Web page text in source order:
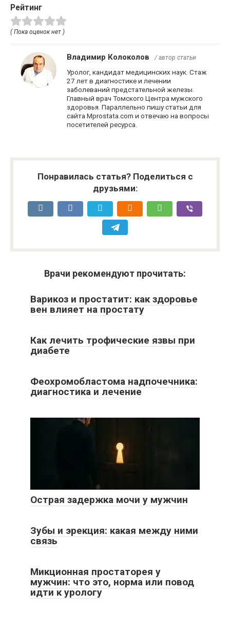
Рейтинг
( Пока оценок нет )
Владимир Колоколов / автор статьи
Уролог, кандидат медицинских наук. Стаж
27 лет в диагностике и лечении
заболеваний предстательной железы.
Главный врач Томского Центра мужского
здоровья. Параллельно пишу статьи для
сайта Mprostata.com и отвечаю на вопросы
посетителей ресурса.
Понравилась статья? Поделиться с
друзьями:
Врачи рекомендуют прочитать:
Варикоз и простатит: как здоровье
вен влияет на простату
Как лечить трофические язвы при
диабете
Феохромобластома надпочечника:
диагностика и лечение
Острая задержка мочи у мужчин
Зубы и эрекция: какая между ними
связь
Микционная простаторея у
мужчин: что это, норма или повод
идти к урологу